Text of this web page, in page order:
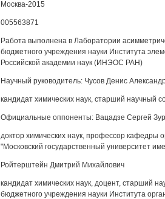
Москва-2015
005563871
Работа выполнена в Лаборатории
бюджетного учреждения науки Института
Российской академии наук (ИНЭОС РАН)
Научный руководитель: Чусов Денис
кандидат химических наук, старший научный
Официальные оппоненты: Вацадзе Сергей
доктор химических наук, профессор кафедры
"Московский государственный университет
Ройтерштейн Дмитрий Михайлович
кандидат химических наук, доцент, старший
бюджетного учреждения науки Института